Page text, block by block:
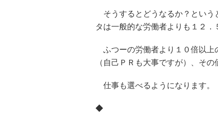
そうするとどうなるか？という
タは一般的な労働者よりも１２．
ふつーの労働者より１０倍以上
（自己ＰＲも大事ですが）、そ
仕事も選べるようになります。
◆